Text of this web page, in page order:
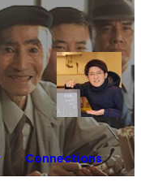
Connections